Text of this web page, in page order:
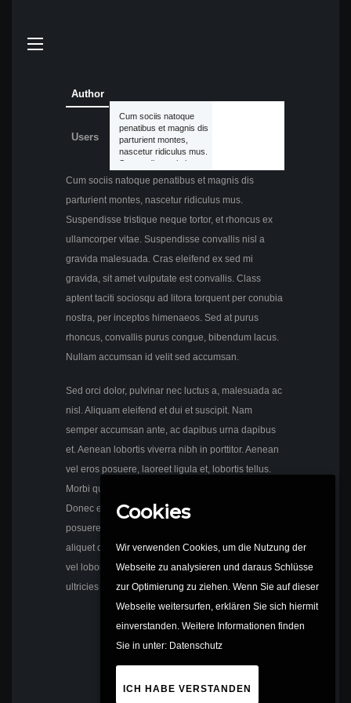
Author
Users
Cum sociis natoque
penatibus et magnis dis
parturient montes,
nascetur ridiculus mus.
Suspendisse tristique
neque tortor, et rhoncus
ex ullamcorper vitae.
Suspendisse convallis
malesuada. Cras
eleifend ex sed mi
gravida, sit amet
vulputate est convallis.
sociosqu ad litora
torquent per conubia
nostra, per inceptos
himenaeos. Sed at
Cum sociis natoque penatibus et magnis dis
parturient montes, nascetur ridiculus mus.
Suspendisse tristique neque tortor, et rhoncus ex
ullamcorper vitae. Suspendisse convallis nisl a
gravida malesuada. Cras eleifend ex sed mi
gravida, sit amet vulputate est convallis. Class
aptent taciti sociosqu ad litora torquent per conubia
nostra, per inceptos himenaeos. Sed at purus
rhoncus, convallis purus congue, bibendum lacus.
Nullam accumsan id velit sed accumsan.
Sed orci dolor, pulvinar nec luctus a, malesuada ac
nisl. Aliquam eleifend et dui et suscipit. Nam
semper accumsan ante, ac dapibus urna dapibus
et. Aenean lobortis viverra nibh in porttitor. Aenean
vel eros posuere, laoreet ligula et, lobortis tellus.
Morbi quis nunc in risus ornare egestas et ac libero.
Donec egestas nunc massa, ac euismod odio
posuere sit amet. Ut interdum nisi lectus, eget
aliquet quam sagittis et. Nam volutpat convallis sem
vel lobortis. Nullam consectetur dolor urna, eget
ultricies enim eleifend sit amet.
Cookies
Wir verwenden Cookies, um die Nutzung der
Webseite zu analysieren und daraus Schlüsse
zur Optimierung zu ziehen. Wenn Sie auf dieser
Webseite weitersurfen, erklären Sie sich hiermit
einverstanden. Weitere Informationen finden
Sie in unter: Datenschutz
ICH HABE VERSTANDEN